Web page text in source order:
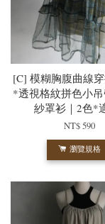
[C] 模糊胸腹曲線
*透視格紋拼色小
紗罩衫｜2色*
NT$ 590
瀏覽規格